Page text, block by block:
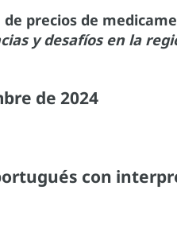
precios de
y desafíos en la
de 2024
con